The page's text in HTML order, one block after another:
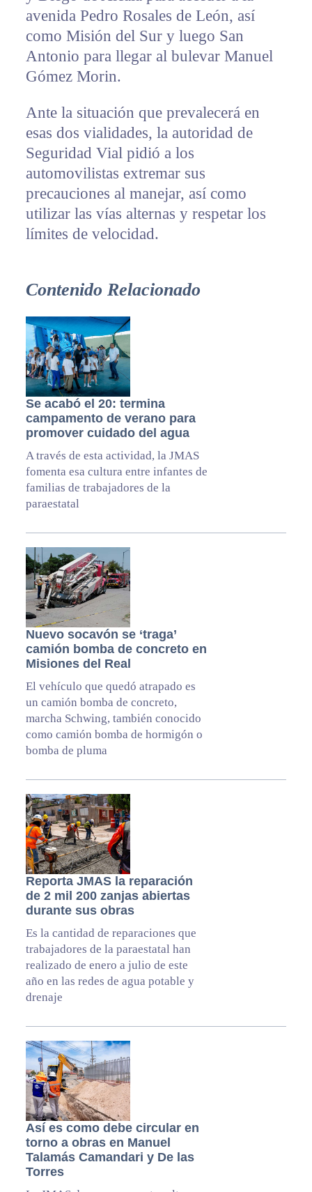
avenida Pedro Rosales de León, así
como Misión del Sur y luego San
Antonio para llegar al bulevar Manuel
Gómez Morin.
Ante la situación que prevalecerá en
esas dos vialidades, la autoridad de
Seguridad Vial pidió a los
automovilistas extremar sus
precauciones al manejar, así como
utilizar las vías alternas y respetar los
límites de velocidad.
Contenido Relacionado
Se acabó el 20: termina
campamento de verano para
promover cuidado del agua
A través de esta actividad, la JMAS
fomenta esa cultura entre infantes de
familias de trabajadores de la
paraestatal
Nuevo socavón se ‘traga’
camión bomba de concreto en
Misiones del Real
El vehículo que quedó atrapado es
un camión bomba de concreto,
marcha Schwing, también conocido
como camión bomba de hormigón o
bomba de pluma
Reporta JMAS la reparación
de 2 mil 200 zanjas abiertas
durante sus obras
Es la cantidad de reparaciones que
trabajadores de la paraestatal han
realizado de enero a julio de este
año en las redes de agua potable y
drenaje
Así es como debe circular en
torno a obras en Manuel
Talamás Camandari y De las
Torres